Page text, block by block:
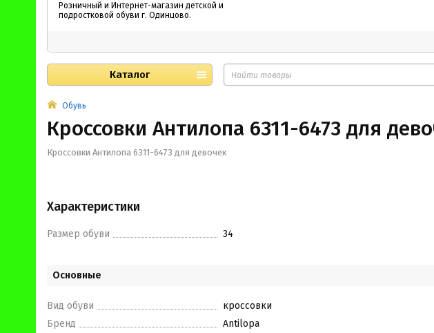
Розничный и Интернет-магазин детской и
подростковой обуви г. Одинцово.
Каталог
Обувь
Кроссовки Антилопа 6311-6473 для
Кроссовки Антилопа 6311-6473 для девочек
Характеристики
Размер обуви 34
Основные
Вид обуви
кроссовки
Бренд
Antilopa